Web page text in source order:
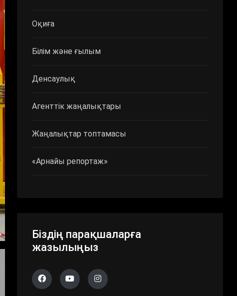
Оқиға
Білім және ғылым
Денсаулық
Агенттік жаңалықтары
Жаңалықтар топтамасы
«Арнайы репортаж»
Біздің парақшаларға
жазылыңыз